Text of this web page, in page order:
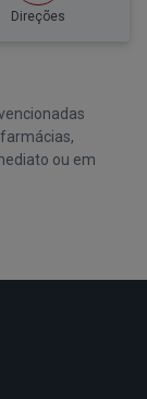
Direções
ou em